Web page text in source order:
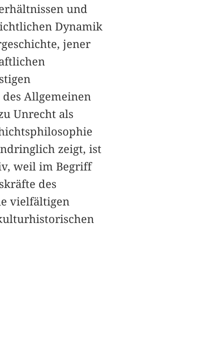
und
Dynamik
jener
Allgemeinen
Unrecht als
zeigt, ist
weil im Begriff
des
vielfältigen